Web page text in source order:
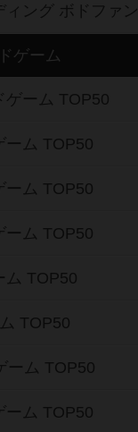
ィング ボドファン
ゲーム
ゲーム TOP50
ーム TOP50
ーム TOP50
ーム TOP50
ム TOP50
TOP50
ーム TOP50
ーム TOP50